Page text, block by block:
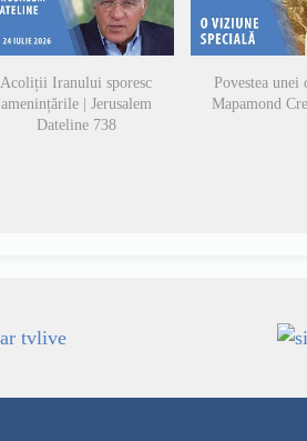
Acoliții Iranului sporesc
amenințările | Jerusalem
Dateline 738
Povestea unei
Mapamond